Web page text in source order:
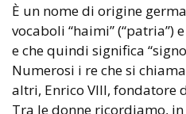
È un nome di origine germanica che deriva dai
vocaboli “haimi” (“patria”)
e che quindi significa
Numerosi i re che si
altri, Enrico VIII, fondatore
Tra le donne ricordiamo,